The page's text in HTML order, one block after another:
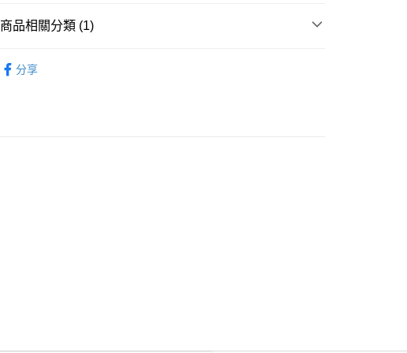
WeChat Pay
送貨方式
商品相關分類 (1)
分享